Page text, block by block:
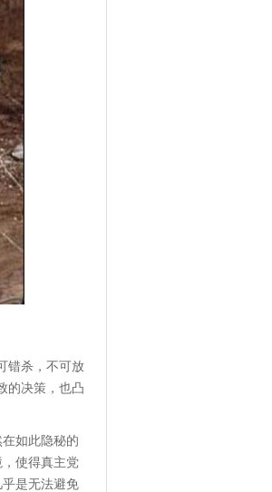
错杀，不可放
的决策，也凸
如此隐秘的
使得真主党
是无法避免